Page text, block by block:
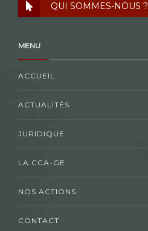
QUI SOMMES-NOUS ?
MENU
ACCUEIL
ACTUALITÉS
JURIDIQUE
LA CCA-GE
NOS ACTIONS
CONTACT